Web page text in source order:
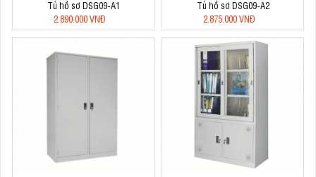
Tủ hồ sơ DSG09-A1
2.890.000 VNĐ
Tủ hồ sơ DSG09-A2
2.875.000 VNĐ